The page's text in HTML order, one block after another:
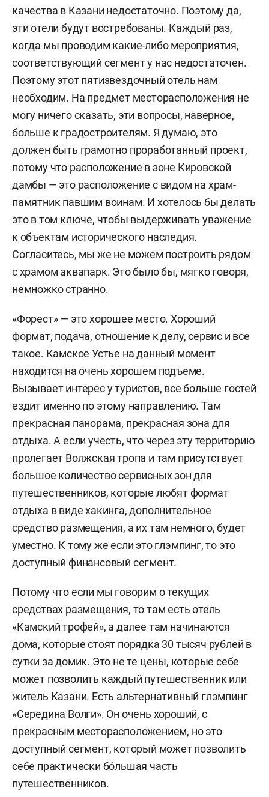
качества в Казани недостаточно. Поэтому да,
эти отели будут востребованы. Каждый раз,
когда мы проводим какие-либо мероприятия,
соответствующий сегмент у нас недостаточен.
Поэтому этот пятизвездочный отель нам
необходим. На предмет месторасположения не
могу ничего сказать, эти вопросы, наверное,
больше к градостроителям. Я думаю, это
должен быть грамотно проработанный проект,
потому что расположение в зоне Кировской
дамбы — это расположение с видом на храм-
памятник павшим воинам. И хотелось бы делать
это в том ключе, чтобы выдерживать уважение
к объектам исторического наследия.
Согласитесь, мы же не можем построить рядом
с храмом аквапарк. Это было бы, мягко говоря,
немножко странно.
«Форест» — это хорошее место. Хороший
формат, подача, отношение к делу, сервис и все
такое. Камское Устье на данный момент
находится на очень хорошем подъеме.
Вызывает интерес у туристов, все больше гостей
ездит именно по этому направлению. Там
прекрасная панорама, прекрасная зона для
отдыха. А если учесть, что через эту территорию
пролегает Волжская тропа и там присутствует
большое количество сервисных зон для
путешественников, которые любят формат
отдыха в виде хакинга, дополнительное
средство размещения, а их там немного, будет
уместно. К тому же если это глэмпинг, то это
доступный финансовый сегмент.
Потому что если мы говорим о текущих
средствах размещения, то там есть отель
«Камский трофей», а далее там начинаются
дома, которые стоят порядка 30 тысяч рублей в
сутки за домик. Это не те цены, которые себе
может позволить каждый путешественник или
житель Казани. Есть альтернативный глэмпинг
«Середина Волги». Он очень хороший, с
прекрасным месторасположением, но это
доступный сегмент, который может позволить
себе практически бóльшая часть
путешественников.